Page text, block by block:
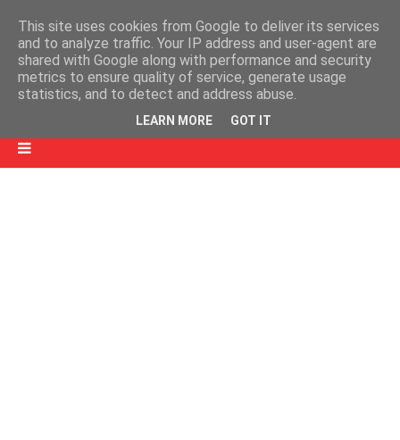
This site uses cookies from Google to deliver its services
and to analyze traffic. Your IP address and user-agent are
shared with Google along with performance and security
metrics to ensure quality of service, generate usage
statistics, and to detect and address abuse.
LEARN MORE GOT IT